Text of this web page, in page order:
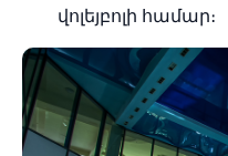
վոլեյբոլի համար։